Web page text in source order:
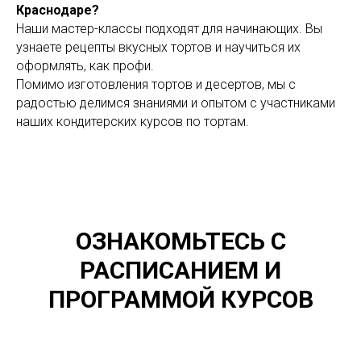
Краснодаре?
Наши мастер-классы подходят для начинающих. Вы
узнаете рецепты вкусных тортов и научиться их
оформлять, как профи.
Помимо изготовления тортов и десертов, мы с
радостью делимся знаниями и опытом с участниками
наших кондитерских курсов по тортам.
ОЗНАКОМЬТЕСЬ С
РАСПИСАНИЕМ И
ПРОГРАММОЙ КУРСОВ